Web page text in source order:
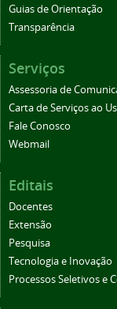
Guias de Orientação
Transparência
Serviços
Assessoria de
Carta de Serviços ao
Fale Conosco
Webmail
Editais
Docentes
Extensão
Pesquisa
Tecnologia e Inovação
Processos Seletivos e